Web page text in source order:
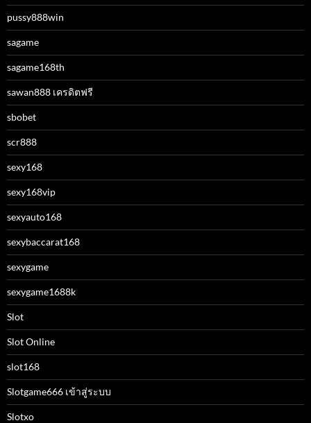
pussy888win
sagame
sagame168th
sawan888 เครดิตฟรี
sbobet
scr888
sexy168
sexy168vip
sexyauto168
sexybaccarat168
sexygame
sexygame1688k
Slot
Slot Online
slot168
Slotgame666 เข้าสู่ระบบ
Slotxo